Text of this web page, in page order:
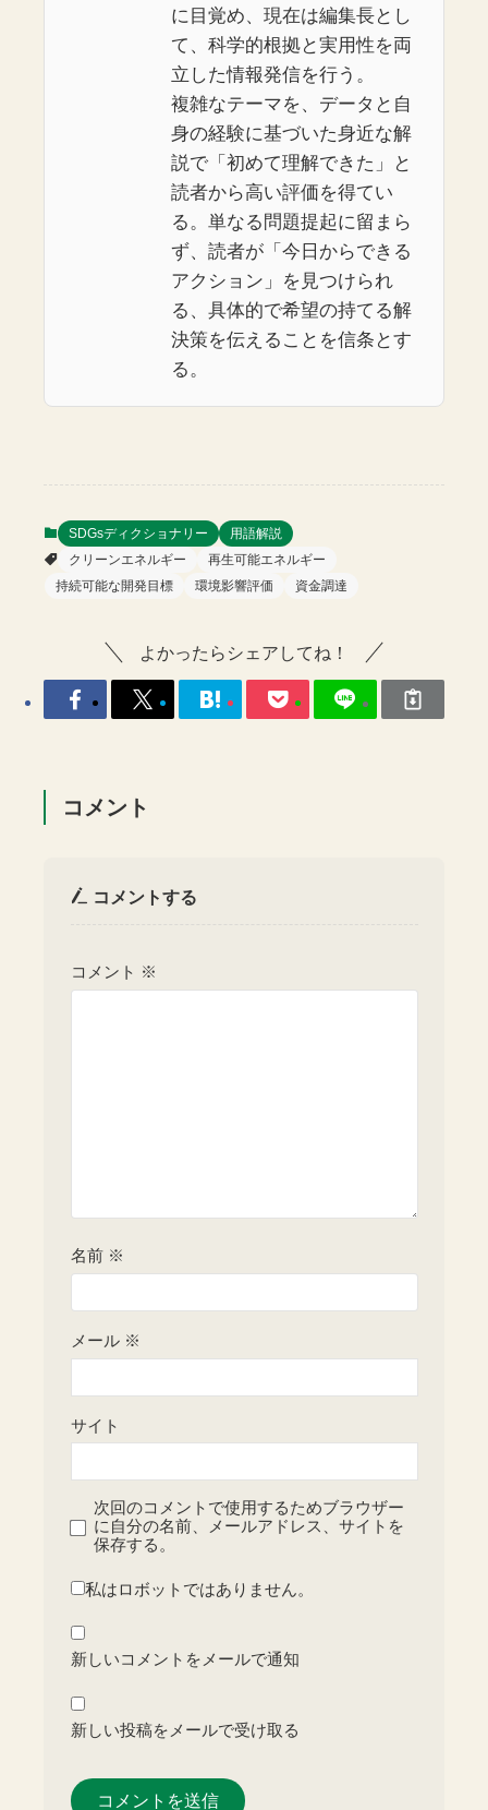
に目覚め、現在は編集長とし
て、科学的根拠と実用性を両
立した情報発信を行う。
複雑なテーマを、データと自
身の経験に基づいた身近な解
説で「初めて理解できた」と
読者から高い評価を得てい
る。単なる問題提起に留まら
ず、読者が「今日からできる
アクション」を見つけられ
る、具体的で希望の持てる解
決策を伝えることを信条とす
る。
SDGsディクショナリー
用語解説
クリーンエネルギー
再生可能エネルギー
持続可能な開発目標
環境影響評価 資金調達
よかったらシェアしてね！
コメント
コメントする
コメント ※
名前 ※
メール ※
サイト
次回のコメントで使用するためブラウザー
に自分の名前、メールアドレス、サイトを
保存する。
私はロボットではありません。
新しいコメントをメールで通知
新しい投稿をメールで受け取る